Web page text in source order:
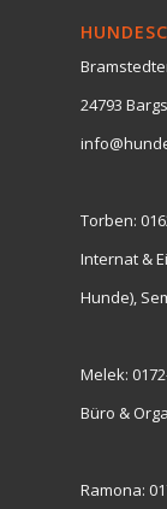
24793
Torben:
Internat &
Hunde),
Melek:
Büro &
Ramona: